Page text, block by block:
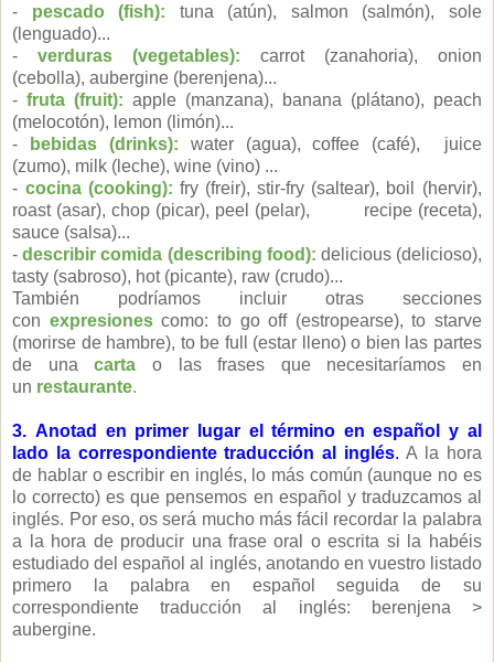
-
pescado (fish): tuna (atún), salmon (salmón), sole
(lenguado)...
-verduras (vegetables):
carrot (zanahoria), onion
(cebolla), aubergine (berenjena)...
- fruta (fruit): apple (manzana), banana (plátano), peach
(melocotón), lemon (limón)...
-
bebidas (drinks):
water (agua), coffee (café), juice
(zumo), milk (leche), wine (vino) ...
- cocina (cooking): fry (freir), stir-fry (saltear), boil (hervir),
roast (asar), chop (picar), peel (pelar), recipe (receta),
sauce (salsa)...
- describir comida (describing food): delicious (delicioso),
tasty (sabroso), hot (picante), raw (crudo)...
También podríamos incluir otras secciones
con expresionescomo: to go off (estropearse), to starve
(morirse de hambre), to be full (estar lleno) o bien las partes
de unacarta o las frases que necesitaríamos en
un restaurante.
3. Anotad en primer lugar el término en español y al
lado la correspondiente traducción al inglés.A la hora
de hablar o escribir en inglés, lo más común (aunque no es
lo correcto) es que pensemos en español y traduzcamos al
inglés. Por eso, os será mucho más fácil recordar la palabra
a la hora de producir una frase oral o escrita si la habéis
estudiado del español al inglés, anotando en vuestro listado
primero la palabra en español seguida de su
correspondiente traducción al inglés: berenjena >
aubergine.